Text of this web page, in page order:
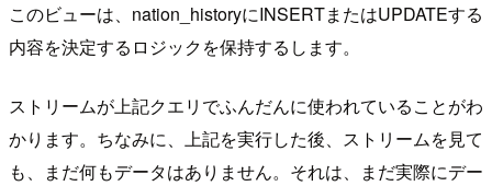
このビューは、nation_historyにINSERTまたはUPDATEする
内容を決定するロジックを保持するします。
ストリームが上記クエリでふんだんに使われていることがわ
かります。ちなみに、上記を実行した後、ストリームを見て
も、まだ何もデータはありません。それは、まだ実際にデー